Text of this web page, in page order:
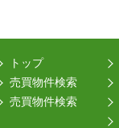
トップ
売買物件検索
売買物件検索